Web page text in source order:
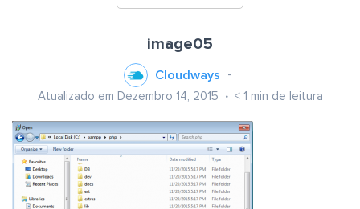
image05
Cloudways
Atualizado em Dezembro 14, 2015 < 1 min de leitura